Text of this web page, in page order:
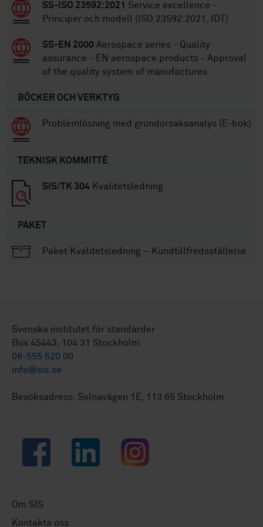
SS-ISO 23592:2021
Service excellence -
Principer och modell (ISO 23592:2021, IDT)
SS-EN 2000 Aerospace series - Quality
assurance - EN aerospace products - Approval
of the quality system of manufactures
BÖCKER OCH VERKTYG
Problemlösning med grundorsaksanalys (E-bok)
TEKNISK KOMMITTÉ
SIS/TK 304 Kvalitetsledning
PAKET
Paket Kvalitetsledning – Kundtillfredsställelse
Svenska institutet för standarder
Box 45443, 104 31 Stockholm
08-555 520 00
info@sis.se
Besöksadress: Solnavägen 1E, 113 65 Stockholm
Facebook LinkedIn Instagram
Om SIS
Kontakta oss